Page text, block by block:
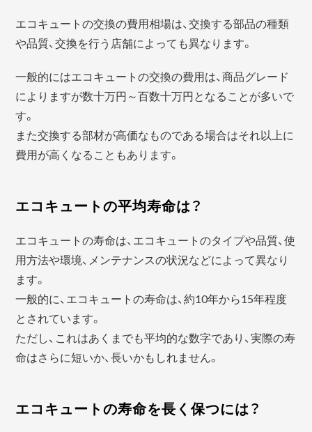
エコキュートの交換の費用相場は、交換する部品の種類
や品質、交換を行う店舗によっても異なります。
一般的にはエコキュートの交換の費用は、商品グレード
によりますが数十万円～百数十万円となることが多いで
す。
また交換する部材が高価なものである場合はそれ以上に
費用が高くなることもあります。
エコキュートの平均寿命は？
エコキュートの寿命は、エコキュートのタイプや品質、使
用方法や環境、メンテナンスの状況などによって異なり
ます。
一般的に、エコキュートの寿命は、約10年から15年程度
とされています。
ただし、これはあくまでも平均的な数字であり、実際の寿
命はさらに短いか、長いかもしれません。
エコキュートの寿命を長く保つには？